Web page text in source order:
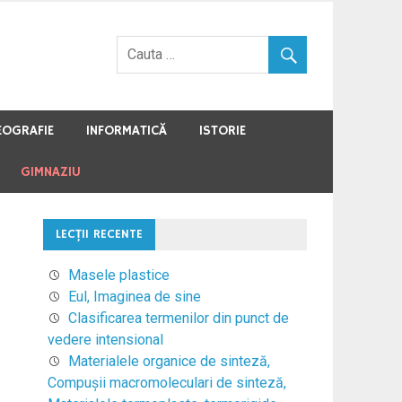
INFORMATICĂ ISTORIE
GIMNAZIU
LECŢII RECENTE
Masele plastice
Eul, Imaginea de sine
Clasificarea termenilor din punct de
vedere intensional
Materialele organice de sinteză,
Compuşii macromoleculari de sinteză,